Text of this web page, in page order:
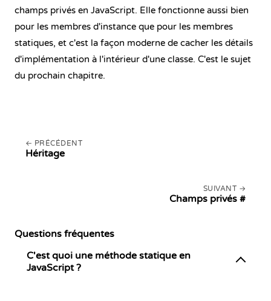
champs privés en JavaScript. Elle fonctionne aussi bien
pour les membres d'instance que pour les membres
statiques, et c'est la façon moderne de cacher les détails
d'implémentation à l'intérieur d'une classe. C'est le sujet
du prochain chapitre.
PRÉCÉDENT
Héritage
SUIVANT
Champs privés #
Questions fréquentes
C'est quoi une méthode statique en
JavaScript ?